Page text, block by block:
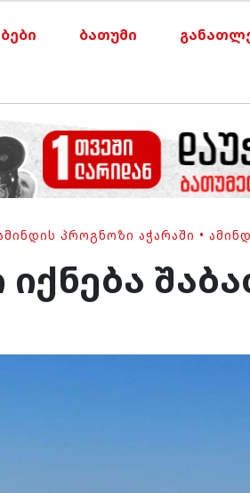
ბათუმი
ᲞᲠᲝᲒᲜᲝᲖᲘ ᲐᲭᲐᲠᲐᲨᲘ •